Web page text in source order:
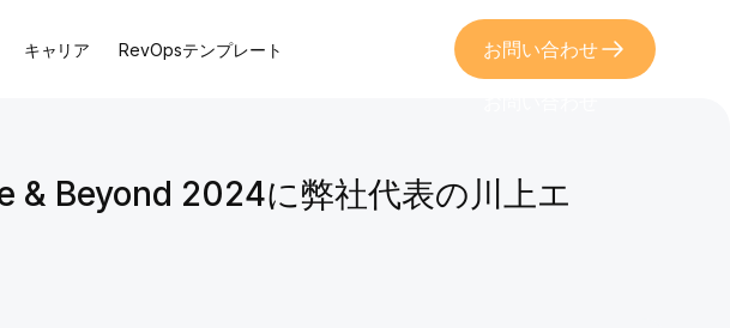
キャリア RevOpsテンプレート お問い合わせ
& Beyond 2024に弊社代表の川上エ